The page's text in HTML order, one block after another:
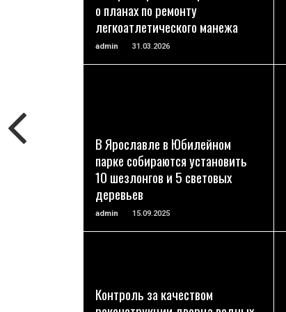
о планах по ремонту
легкоатлетического манежа
admin 31.03.2026
В Ярославле в Юбилейном
парке собираются установить
10 шезлонгов и 5 световых
деревьев
admin 15.09.2025
Контроль за качеством
ПОДРОБНЕЕ